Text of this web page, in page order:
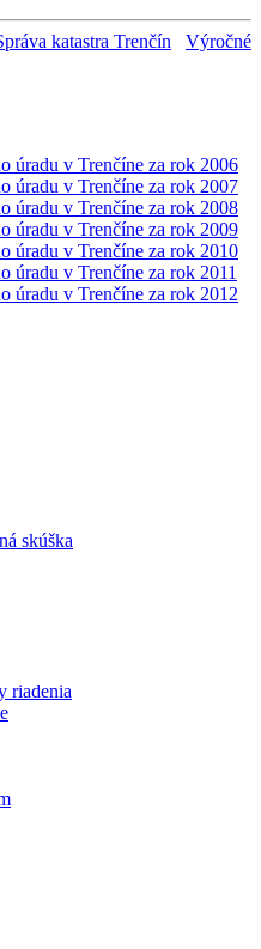
katastra Trenčín
Výročné
úradu v Trenčíne za rok 2006
úradu v Trenčíne za rok 2007
úradu v Trenčíne za rok 2008
úradu v Trenčíne za rok 2009
úradu v Trenčíne za rok 2010
úradu v Trenčíne za rok 2011
úradu v Trenčíne za rok 2012
skúška
riadenia